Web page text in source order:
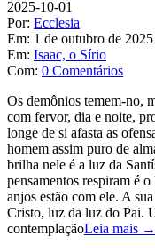
2025-10-01
Por: Ecclesia
Em: 1 de outubro de 2025
Em: Isaac, o Sírio
Com: 0 Comentários
Os demônios temem-no,
com fervor, dia e noite,
longe de si afasta as
homem assim puro de
brilha nele é a luz da
pensamentos respiram é
anjos estão com ele. A
Cristo, luz da luz do Pai.
contemplaçãoLeia mais →